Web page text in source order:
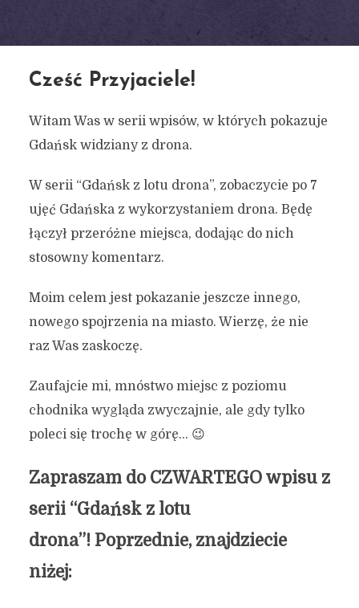
Cześć Przyjaciele!
Witam Was w serii wpisów, w których pokazuje
Gdańsk widziany z drona.
W serii “Gdańsk z lotu drona”, zobaczycie po 7
ujęć Gdańska z wykorzystaniem drona. Będę
łączył przeróżne miejsca, dodając do nich
stosowny komentarz.
Moim celem jest pokazanie jeszcze innego,
nowego spojrzenia na miasto. Wierzę, że nie
raz Was zaskoczę.
Zaufajcie mi, mnóstwo miejsc z poziomu
chodnika wygląda zwyczajnie, ale gdy tylko
poleci się trochę w górę… 😉
Zapraszam do CZWARTEGO wpisu z
serii “Gdańsk z lotu
drona”! Poprzednie, znajdziecie
niżej: